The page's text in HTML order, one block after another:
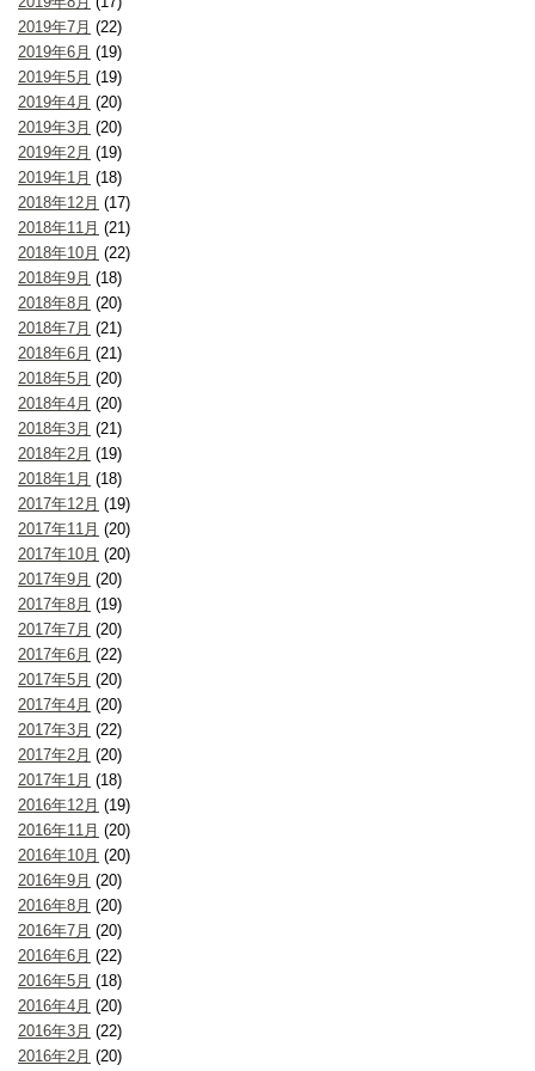
2019年7月 (22)
2019年6月 (19)
2019年5月 (19)
2019年4月 (20)
2019年3月 (20)
2019年2月 (19)
2019年1月 (18)
2018年12月 (17)
2018年11月 (21)
2018年10月 (22)
2018年9月 (18)
2018年8月 (20)
2018年7月 (21)
2018年6月 (21)
2018年5月 (20)
2018年4月 (20)
2018年3月 (21)
2018年2月 (19)
2018年1月 (18)
2017年12月 (19)
2017年11月 (20)
2017年10月 (20)
2017年9月 (20)
2017年8月 (19)
2017年7月 (20)
2017年6月 (22)
2017年5月 (20)
2017年4月 (20)
2017年3月 (22)
2017年2月 (20)
2017年1月 (18)
2016年12月 (19)
2016年11月 (20)
2016年10月 (20)
2016年9月 (20)
2016年8月 (20)
2016年7月 (20)
2016年6月 (22)
2016年5月 (18)
2016年4月 (20)
2016年3月 (22)
2016年2月 (20)